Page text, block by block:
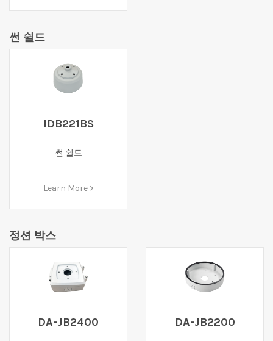
썬 쉴드
IDB221BS
썬 쉴드
Learn More >
정션 박스
DA-JB2400 DA-JB2200